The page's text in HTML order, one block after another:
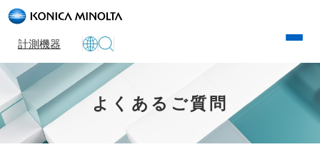
計測機器
よくあるご質問